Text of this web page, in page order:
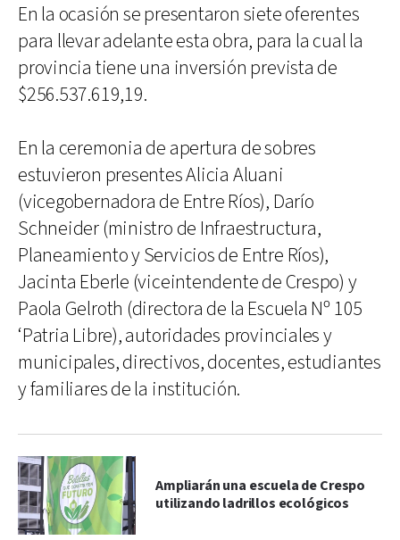
En la ocasión se presentaron siete oferentes
para llevar adelante esta obra, para la cual la
provincia tiene una inversión prevista de
$256.537.619,19.
En la ceremonia de apertura de sobres
estuvieron presentes Alicia Aluani
(vicegobernadora de Entre Ríos), Darío
Schneider (ministro de Infraestructura,
Planeamiento y Servicios de Entre Ríos),
Jacinta Eberle (viceintendente de Crespo) y
Paola Gelroth (directora de la Escuela Nº 105
‘Patria Libre), autoridades provinciales y
municipales, directivos, docentes, estudiantes
y familiares de la institución.
Ampliarán una escuela de Crespo
utilizando ladrillos ecológicos